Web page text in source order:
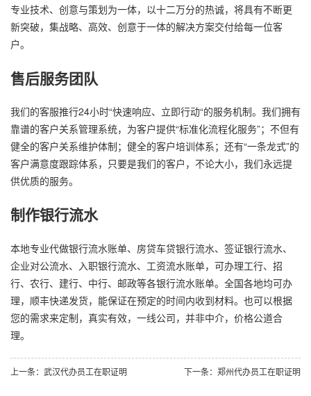
专业技术、创意与策划为一体，以十二万分的热诚，将具有不断更
新突破，集战略、高效、创意于一体的解决方案交付给每一位客
户。
售后服务团队
我们的客服推行24小时“快速响应、立即行动“的服务机制。我们拥有
靠谱的客户关系管理系统，为客户提供“标准化流程化服务”；不但有
健全的客户关系维护体制；健全的客户培训体系；还有“一条龙式”的
客户满意度跟踪体系，只要是我们的客户，不论大小，我们永远提
供优质的服务。
制作银行流水
本地专业代做银行流水账单、房贷车贷银行流水、签证银行流水、
企业对公流水、入职银行流水、工资流水账单，可办理工行、招
行、农行、建行、中行、邮政等各银行流水账单。全国各地均可办
理，顺丰快递发货，能保证在预定的时间内收到材料。也可以根据
您的需求来定制，真实有效，一线公司，并非中介，价格公道合
理。
上一条：武汉代办员工在职证明 下一条：郑州代办员工在职证明